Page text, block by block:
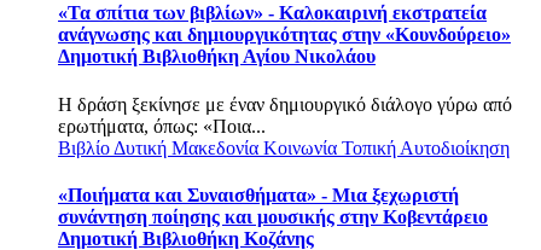
«Τα σπίτια των βιβλίων» - Καλοκαιρινή εκστρατεία
ανάγνωσης και δημιουργικότητας στην «Κουνδούρειο»
Δημοτική Βιβλιοθήκη Αγίου Νικολάου
Η δράση ξεκίνησε με έναν δημιουργικό διάλογο γύρω από
ερωτήματα, όπως: «Ποια...
Βιβλίο Δυτική Μακεδονία Κοινωνία Τοπική Αυτοδιοίκηση
«Ποιήματα και Συναισθήματα» - Μια ξεχωριστή
συνάντηση ποίησης και μουσικής στην Κοβεντάρειο
Δημοτική Βιβλιοθήκη Κοζάνης